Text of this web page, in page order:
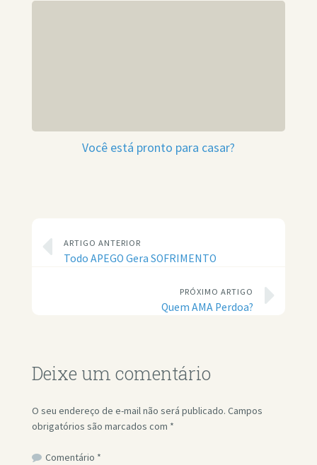
Você está pronto para casar?
ARTIGO ANTERIOR
Todo APEGO Gera SOFRIMENTO
PRÓXIMO ARTIGO
Quem AMA Perdoa?
Deixe um comentário
O seu endereço de e-mail não será publicado. Campos
obrigatórios são marcados com *
Comentário *